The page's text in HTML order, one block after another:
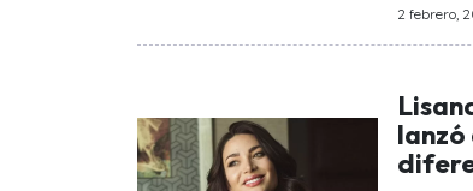
2 febrero,
lanzó